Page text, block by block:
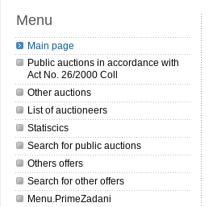
Menu
Main page
Public auctions in accordance with
Act No. 26/2000 Coll
Other auctions
List of auctioneers
Statiscics
Search for public auctions
Others offers
Search for other offers
Menu.PrimeZadani